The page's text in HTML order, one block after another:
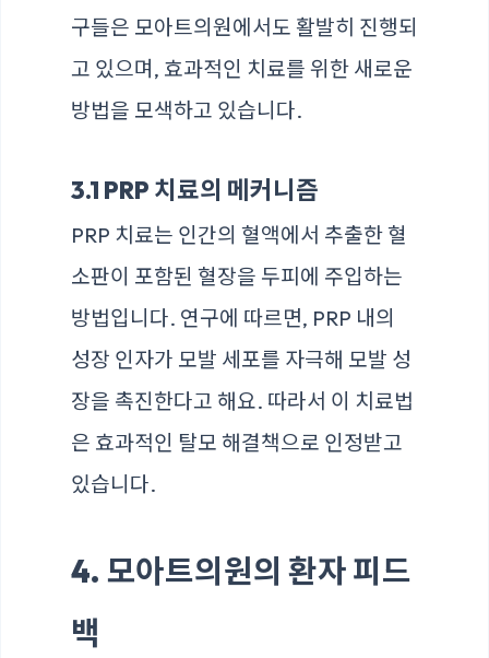
구들은 모아트의원에서도 활발히 진행되
고 있으며, 효과적인 치료를 위한 새로운
방법을 모색하고 있습니다.
3.1 PRP 치료의 메커니즘
PRP 치료는 인간의 혈액에서 추출한 혈
소판이 포함된 혈장을 두피에 주입하는
방법입니다. 연구에 따르면, PRP 내의
성장 인자가 모발 세포를 자극해 모발 성
장을 촉진한다고 해요. 따라서 이 치료법
은 효과적인 탈모 해결책으로 인정받고
있습니다.
4. 모아트의원의 환자 피드
백